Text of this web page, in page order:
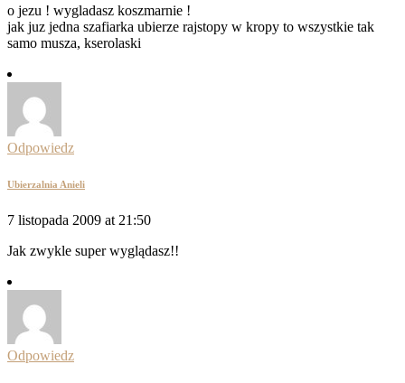
o jezu ! wygladasz koszmarnie !
jak juz jedna szafiarka ubierze rajstopy w kropy to wszystkie tak
samo musza, kserolaski
Odpowiedz
Ubierzalnia Anieli
7 listopada 2009 at 21:50
Jak zwykle super wyglądasz!!
Odpowiedz